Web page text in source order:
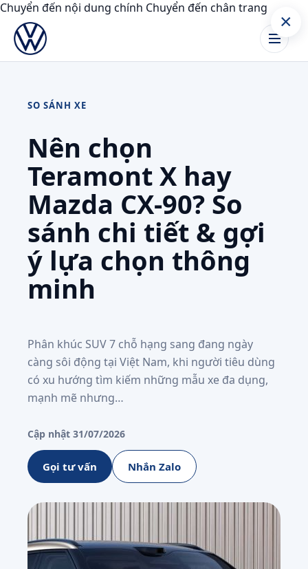
Chuyển đến nội dung chính Chuyển đến chân trang
SO SÁNH XE
Nên chọn
Teramont X hay
Mazda CX-90? So
sánh chi tiết & gợi
ý lựa chọn thông
minh
Phân khúc SUV 7 chỗ hạng sang đang ngày
càng sôi động tại Việt Nam, khi người tiêu dùng
có xu hướng tìm kiếm những mẫu xe đa dụng,
mạnh mẽ nhưng…
Cập nhật 31/07/2026
Gọi tư vấn Nhắn Zalo
×